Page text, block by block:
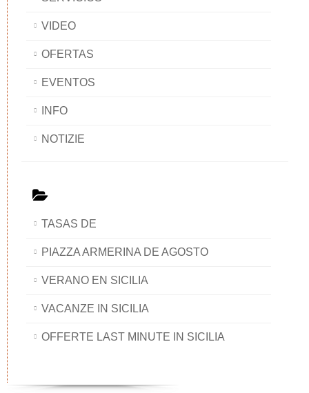
VIDEO
OFERTAS
EVENTOS
INFO
NOTIZIE
TASAS DE
PIAZZA ARMERINA DE AGOSTO
VERANO EN SICILIA
VACANZE IN SICILIA
OFFERTE LAST MINUTE IN SICILIA